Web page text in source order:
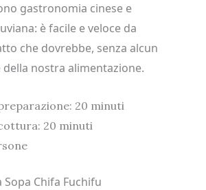
gastronomia cinese e
è facile e veloce da
che dovrebbe, senza alcun
nostra alimentazione.
20 minuti
20 minuti
Chifa Fuchifu